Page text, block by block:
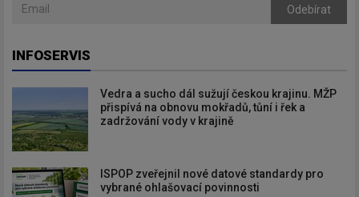
Odebírat
INFOSERVIS
Vedra a sucho dál sužují českou krajinu. MŽP
přispívá na obnovu mokřadů, tůní i řek a
zadržování vody v krajině
ISPOP zveřejnil nové datové standardy pro
vybrané ohlašovací povinnosti